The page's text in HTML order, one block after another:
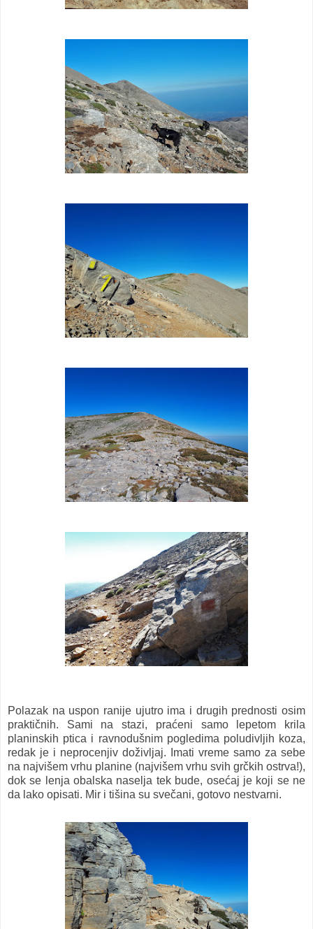
Polazak na uspon ranije ujutro ima i drugih prednosti osim
praktičnih. Sami na stazi, praćeni samo lepetom krila
planinskih ptica i ravnodušnim pogledima poludivljih koza,
redak je i neprocenjiv doživljaj. Imati vreme samo za sebe
na najvišem vrhu planine (najvišem vrhu svih grčkih ostrva!),
dok se lenja obalska naselja tek bude, osećaj je koji se ne
da lako opisati. Mir i tišina su svečani, gotovo nestvarni.